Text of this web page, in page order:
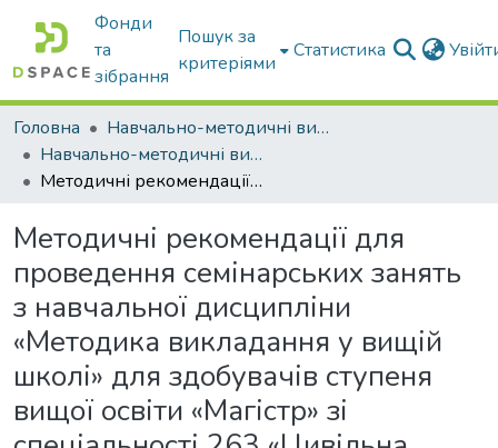
Фонди
та
зібрання
Пошук за
критеріями
Статистика
Головна
Навчально-методичні видання
Навчально-методичні видання
Методичні рекомендації для проведення семінарських занять з навчальної дисципліни «Методика викладання у вищій школі» для здобувачів ступеня вищої освіти «Магістр» зі спеціальності 263 «Цивільна безпека»
Методичні рекомендації для
проведення семінарських занять
з навчальної дисципліни
«Методика викладання у вищій
школі» для здобувачів ступеня
вищої освіти «Магістр» зі